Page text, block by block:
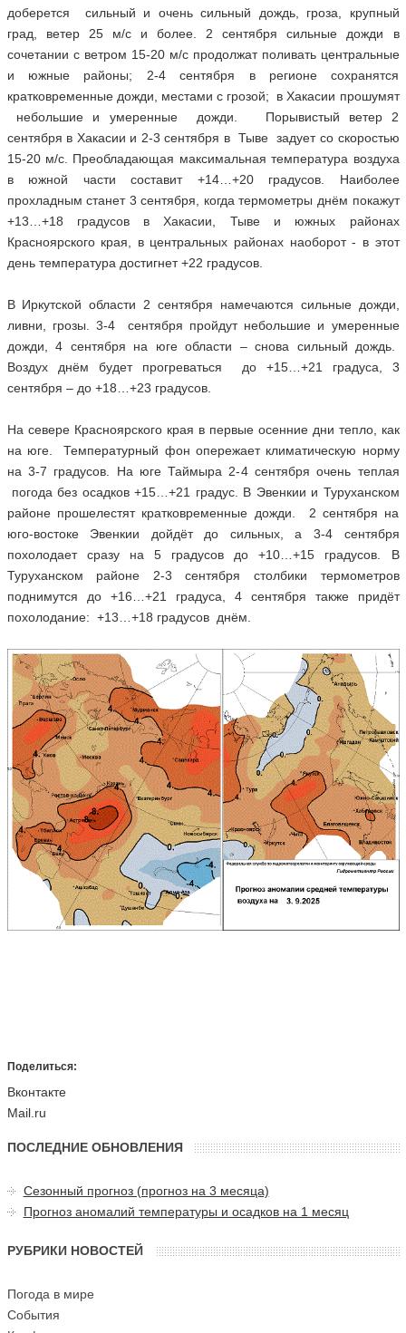
доберется сильный и очень сильный дождь, гроза, крупный
град, ветер 25 м/с и более. 2 сентября сильные дожди в
сочетании с ветром 15-20 м/с продолжат поливать центральные
и южные районы; 2-4 сентября в регионе сохранятся
кратковременные дожди, местами с грозой; в Хакасии прошумят
небольшие и умеренные дожди. Порывистый ветер 2
сентября в Хакасии и 2-3 сентября в Тыве задует со скоростью
15-20 м/с. Преобладающая максимальная температура воздуха
в южной части составит +14…+20 градусов. Наиболее
прохладным станет 3 сентября, когда термометры днём покажут
+13…+18 градусов в Хакасии, Тыве и южных районах
Красноярского края, в центральных районах наоборот - в этот
день температура достигнет +22 градусов.
В Иркутской области 2 сентября намечаются сильные дожди,
ливни, грозы. 3-4 сентября пройдут небольшие и умеренные
дожди, 4 сентября на юге области – снова сильный дождь.
Воздух днём будет прогреваться до +15…+21 градуса, 3
сентября – до +18…+23 градусов.
На севере Красноярского края в первые осенние дни тепло, как
на юге. Температурный фон опережает климатическую норму
на 3-7 градусов. На юге Таймыра 2-4 сентября очень теплая
погода без осадков +15…+21 градус. В Эвенкии и Туруханском
районе прошелестят кратковременные дожди. 2 сентября на
юго-востоке Эвенкии дойдёт до сильных, а 3-4 сентября
похолодает сразу на 5 градусов до +10…+15 градусов. В
Туруханском районе 2-3 сентября столбики термометров
поднимутся до +16…+21 градуса, 4 сентября также придёт
похолодание: +13…+18 градусов днём.
Поделиться:
Вконтакте
Mail.ru
ПОСЛЕДНИЕ ОБНОВЛЕНИЯ
Сезонный прогноз (прогноз на 3 месяца)
Прогноз аномалий температуры и осадков на 1 месяц
РУБРИКИ НОВОСТЕЙ
Погода в мире
События